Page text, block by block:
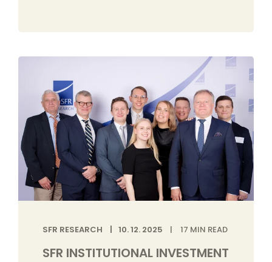
SFR RESEARCH 10. 12. 2025 17 MIN READ
SFR INSTITUTIONAL INVESTMENT